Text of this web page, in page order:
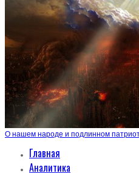
О нашем народе и подлинном
Главная
Аналитика